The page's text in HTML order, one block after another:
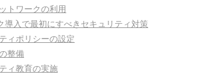
トワークの利用
導入で最初にすべきセキュリティ対策
ィポリシーの設定
整備
ィ教育の実施